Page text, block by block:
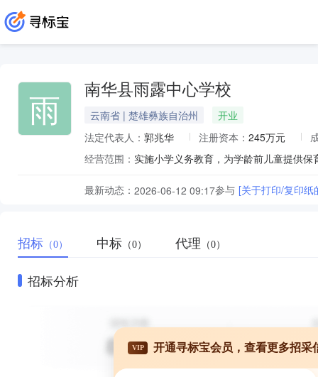
雨 南华县雨露中心学校
云南省 | 楚雄彝族自治州
开业
法定代表人： 郭兆华 注册资本： 245万元
经营范围： 实施小学义务教育，为学龄前儿童提供
最新动态： 2026-06-12 09:17参与 [关于打印/复印纸
招标 （0） 中标 （0） 代理 （0）
招标分析
VIP 开通寻标宝会员，查看更多招采